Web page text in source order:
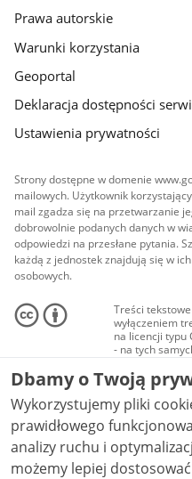
Prawa autorskie
Warunki korzystania
Geoportal
Deklaracja dostępności
Ustawienia prywatności
Strony dostępne w domenie
mailowych. Użytkownik
mail zgadza się na przetwarzanie
dobrowolnie podanych danych w
odpowiedzi na przesłane pytania.
każdą z jednostek znajdują się w
osobowych.
Treści
wyłączeniem
na licencji typu
- na tych
Materiały
audio i wideo,
Creative
niekomercyjne
NC-ND 4.0), o
Dbamy o Twoją
Wykorzystujemy pliki
prawidłowego
analizy ruchu i optymalizacji
możemy lepiej